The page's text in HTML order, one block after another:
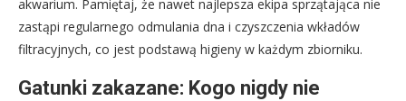
akwarium. Pamiętaj, że nawet najlepsza ekipa sprzątająca nie
zastąpi regularnego odmulania dna i czyszczenia wkładów
filtracyjnych, co jest podstawą higieny w każdym zbiorniku.
Gatunki zakazane: Kogo nigdy nie